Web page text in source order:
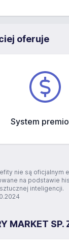
oferuje
System
nie są oficjalnym
na podstawie
inteligencji.
MARKET SP.